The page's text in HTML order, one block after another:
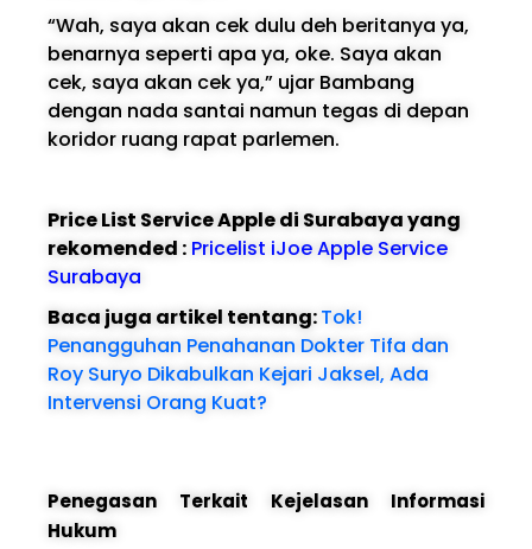
“Wah, saya akan cek dulu deh beritanya ya,
benarnya seperti apa ya, oke. Saya akan
cek, saya akan cek ya,” ujar Bambang
dengan nada santai namun tegas di depan
koridor ruang rapat parlemen.
Price List Service Apple di Surabaya yang
rekomended : Pricelist iJoe Apple Service
Surabaya
Baca juga artikel tentang:Tok!
Penangguhan Penahanan Dokter Tifa dan
Roy Suryo Dikabulkan Kejari Jaksel, Ada
Intervensi Orang Kuat?
Penegasan Terkait Kejelasan Informasi
Hukum